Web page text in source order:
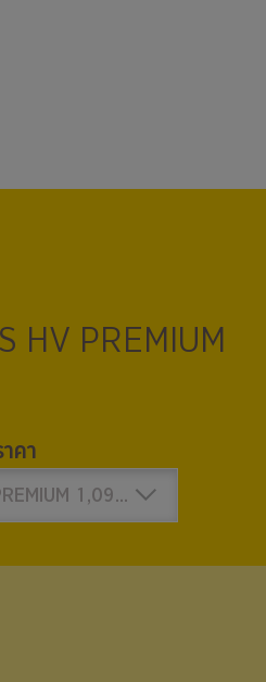
HV PREMIUM
คา
COROLLA CROSS HV PREMIUM 1,094,000 บาท